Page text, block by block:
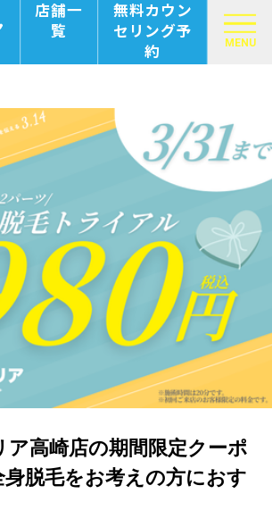
店舗一
覧
無料カウン
セリング予
約
MENU
ア高崎店の期間限定クーポ
身脱毛をお考えの方におす